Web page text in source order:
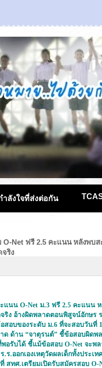
ำลังใจที่ส่งต่อกัน
Net ฟรี 2.5 คะแนน หลังพบส
ริง
แนน O-Net ม.3 ฟรี 2.5 คะแนน
ริง อ้างผิดพลาดตอนพิสูจน์อักษร
สอบของระดับ ม.6 ที่จะสอบวันที่
ด ด้าน “จาตุรนต์” ชี้ข้อสอบผิดพ
พอรับได้ ชี้แม้ข้อสอบ O-Net จะพล
.ร.ออกเองเหตุวัดผลเด็กทั้งประเ
สทศ.เตรียมเปิดรับสมัครสอบ O-